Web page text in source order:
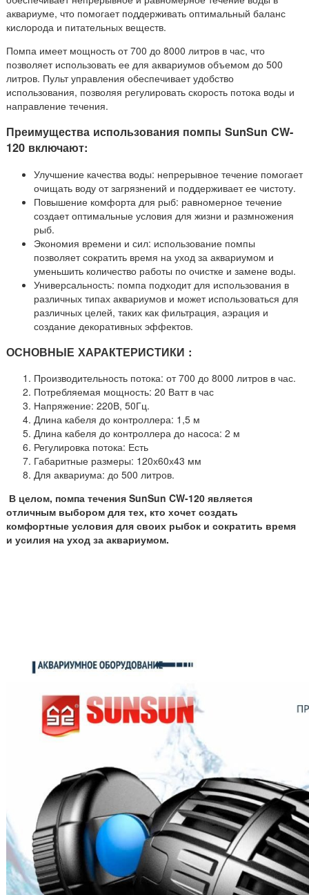
аквариуме, что помогает поддерживать оптимальный баланс
кислорода и питательных веществ.
Помпа имеет мощность от 700 до 8000 литров в час, что
позволяет использовать ее для аквариумов объемом до 500
литров. Пульт управления обеспечивает удобство
использования, позволяя регулировать скорость потока воды и
направление течения.
Преимущества использования помпы SunSun CW-
120 включают:
Улучшение качества воды: непрерывное течение помогает
очищать воду от загрязнений и поддерживает ее чистоту.
Повышение комфорта для рыб: равномерное течение
создает оптимальные условия для жизни и размножения
рыб.
Экономия времени и сил: использование помпы
позволяет сократить время на уход за аквариумом и
уменьшить количество работы по очистке и замене воды.
Универсальность: помпа подходит для использования в
различных типах аквариумов и может использоваться для
различных целей, таких как фильтрация, аэрация и
создание декоративных эффектов.
ОСНОВНЫЕ ХАРАКТЕРИСТИКИ :
Производительность потока: от 700 до 8000 литров в час.
Потребляемая мощность: 20 Ватт в час
Напряжение: 220В, 50Гц.
Длина кабеля до контроллера: 1,5 м
Длина кабеля до контроллера до насоса: 2 м
Регулировка потока: Есть
Габаритные размеры: 120х60х43 мм
Для аквариума: до 500 литров.
В целом, помпа течения SunSun CW-120 является
отличным выбором для тех, кто хочет создать
комфортные условия для своих рыбок и сократить время
и усилия на уход за аквариумом.